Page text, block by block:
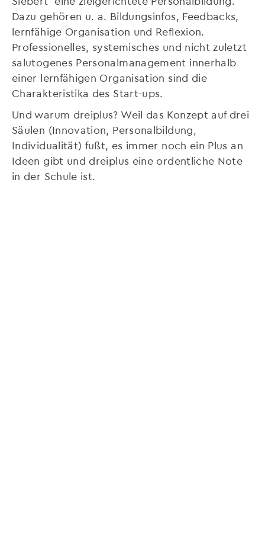
Dazu gehören u. a. Bildungsinfos, Feedbacks,
lernfähige Organisation und Reflexion.
Professionelles, systemisches und nicht zuletzt
salutogenes Personalmanagement innerhalb
einer lernfähigen Organisation sind die
Charakteristika des Start-ups.
Und warum dreiplus? Weil das Konzept auf drei
Säulen (Innovation, Personalbildung,
Individualität) fußt, es immer noch ein Plus an
Ideen gibt und dreiplus eine ordentliche Note
in der Schule ist.